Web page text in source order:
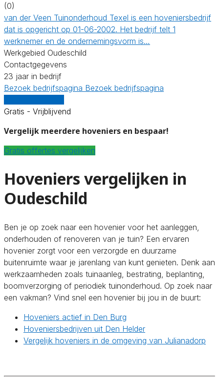
(0)
van der Veen Tuinonderhoud Texel is een hoveniersbedrijf
dat is opgericht op 01-06-2002. Het bedrijf telt 1
werknemer en de ondernemingsvorm is…
Werkgebied Oudeschild
Contactgegevens
23 jaar in bedrijf
Bezoek bedrijfspagina Bezoek bedrijfspagina
Gratis - Vrijblijvend
Vergelijk meerdere hoveniers en bespaar!
Gratis offertes vergelijken
Hoveniers vergelijken in
Oudeschild
Ben je op zoek naar een hovenier voor het aanleggen,
onderhouden of renoveren van je tuin? Een ervaren
hovenier zorgt voor een verzorgde en duurzame
buitenruimte waar je jarenlang van kunt genieten. Denk aan
werkzaamheden zoals tuinaanleg, bestrating, beplanting,
boomverzorging of periodiek tuinonderhoud. Op zoek naar
een vakman? Vind snel een hovenier bij jou in de buurt:
Hoveniers actief in Den Burg
Hoveniersbedrijven uit Den Helder
Vergelijk hoveniers in de omgeving van Julianadorp